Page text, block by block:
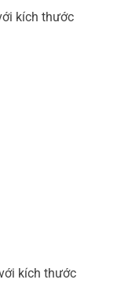
kích thước
kích thước